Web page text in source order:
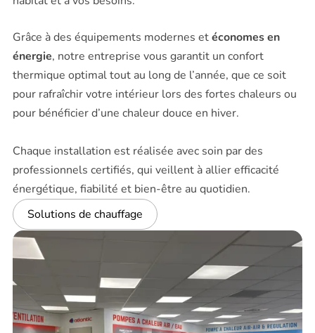
Grâce à des équipements modernes etéconomes en
énergie, notre entreprise vous garantit un confort
thermique optimal tout au long de l’année, que ce soit
pour rafraîchir votre intérieur lors des fortes chaleurs ou
pour bénéficier d’une chaleur douce en hiver.
Chaque installation est réalisée avec soin par des
professionnels certifiés, qui veillent à allier efficacité
énergétique, fiabilité et bien-être au quotidien.
Solutions de chauffage